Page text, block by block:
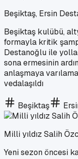
Beşiktaş, Ersin
Beşiktaş kulübü,
formayla kritik
Destanoğlu ile
sona ermesinin
anlaşmaya
vedalaşıldı
Beşiktaş
Milli yıldız Salih
Yeni sezon öncesi